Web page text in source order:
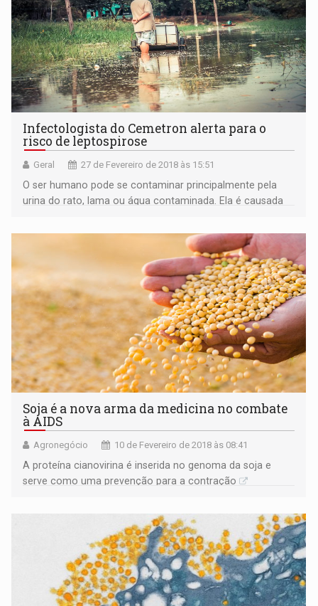
Infectologista do Cemetron alerta para o
risco de leptospirose
Geral 27 de Fevereiro de 2018 às 15:51
O ser humano pode se contaminar principalmente pela
urina do rato, lama ou água contaminada. Ela é causada
Soja é a nova arma da medicina no combate
à AIDS
Agronegócio 10 de Fevereiro de 2018 às 08:41
A proteína cianovirina é inserida no genoma da soja e
serve como uma prevenção para a contração